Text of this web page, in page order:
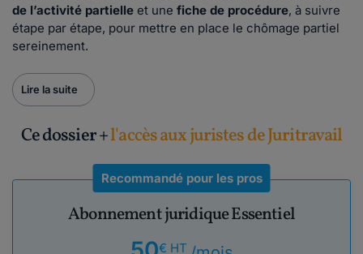
de l’activité partielle et une fiche de procédure, à suivre
étape par étape, pour mettre en place le chômage partiel
sereinement.
Lire la suite
Ce dossier +l'accès aux juristes de Juritravail
Recommandé pour les pros
Abonnement juridique Essentiel
€ HT